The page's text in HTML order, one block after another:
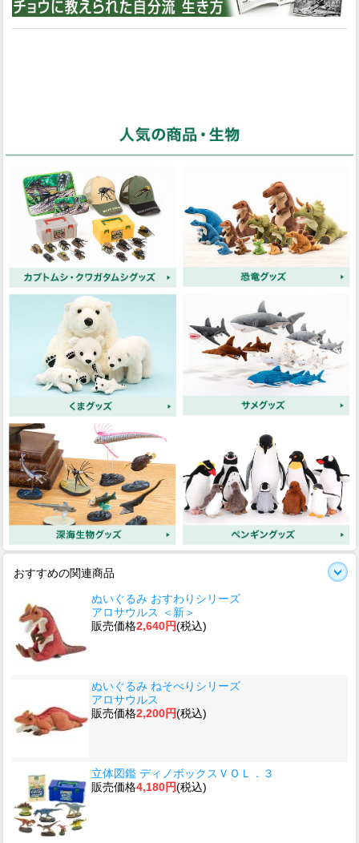
おすすめの関連商品
ぬいぐるみ おすわりシリーズ
アロサウルス ＜新＞
販売価格2,640円(税込)
ぬいぐるみ ねそべりシリーズ
アロサウルス
販売価格2,200円(税込)
立体図鑑 ディノボックスＶＯＬ．３
販売価格4,180円(税込)